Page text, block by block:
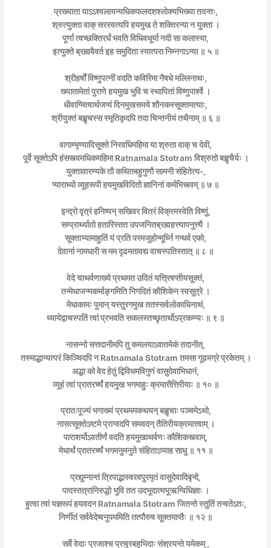
प्रख्याता याऽऽश्वलायन्यधिकफलदशश्लोक्यभिख्या तदन्तः,
श्रुत्युक्ता वाक् सरस्वत्यपि हयमुख ते शक्तिरन्या न युक्ता ।
पूर्णा त्वच्छक्तिरर्धं भवति विधिवधूर्या नदी सा कलास्या,
इत्युक्ते ब्रह्मवैवर्त इह समुदिता स्यात्परा निम्नगाऽन्या ॥ ५ ॥
श्रीहर्षों विष्णुपत्नीं वदति कविरिमा नैषधे मल्लिनाथः,
ख्यातामेतां पुराणे हयमुख भुवि च स्थापितां विष्णुपार्श्वे ।
धीवाग्मित्वार्थजप्यं दिनमुखसमये शौनकस्सूक्तमत्याः,
श्रीयुक्तं बह्वृचस्स स्मृतिकृदपि तदा चिन्तनीयं तथैनाम् ॥ ६ ॥
वागाम्भृण्यादिसूक्ते निरवधिमहिमा या श्रुता वाक् च देवी,
पूर्वे सूक्तेऽपि हंसस्त्वमधिकमहिमा Ratnamala Stotram विश्रुतो बह्वृचैर्यः ।
युक्तावारण्यके तौ कथितबहुगुणौ सामनी संहितेत्य-,
प्याराध्यो व्यूहरूपी हयमुखविदितो ज्ञानिनां कर्मभिस्त्वम् ॥ ७ ॥
इन्द्रो वृत्रं हनिष्यन् सखिवर वितरं विक्रमस्वेति विष्णुं,
सम्प्रार्थ्यातो हतारिस्तत उपजनितब्रह्महत्त्यापनुत्त्यै ।
सूक्ताभ्यामाहुतिं यं प्रति परमजुहोन्मूर्ध्नि गन्धर्व एको,
देवानां नामधारी स मम दृढमतावद्य वाचस्पतिस्तात् ॥ ८ ॥
वेदे चाथर्वणाख्ये प्रथमत उदितं यत्त्रिषप्तीयसूक्तं,
तन्मेधाजन्मकर्माङ्गमिति निगदितं कौशिकेन स्वसूत्रे ।
मेधाकामः पुमान् यस्तुरगमुख ततस्सर्वलोकाधिनाथं,
ध्यायेद्वाचस्पतिं त्वां प्रभवति सकलस्तच्छृतार्थोऽप्रकम्प्यः ॥ ९ ॥
नासन्नो सत्तदानीमपि तु कमलयाऽवातमेकं तदानीत्,
तस्माद्धान्यत्परं किञ्चिदपि न Ratnamala Stotram तमसा गूढमग्रे प्रकेतम् ।
अद्धा को वेद हेतुं द्विविधमविगुणं वासुदेवाभिधानं,
व्यूहं त्वां प्रातरर्च्यं हयमुख भगमाहुः क्रमात्तैत्तिरीयाः ॥ १० ॥
प्रातःपूज्यं भगाख्यं प्रथममकथयन् बह्वृचाः पञ्चमेऽथो,
नासत्सूक्तेऽष्टमे प्राग्वदपि समवदन् तैतिरीयक्रमात्त्वाम् ।
पाराशर्योऽवतीर्णं वदति हयमुखाथर्वणः कौशिकस्त्वाम्,
मेधार्थं प्रातरर्च्यं भगमनुमनुते संहिताऽप्याह साधु ॥ ११ ॥
प्रद्युम्नान्तं त्रिपाद्भास्वरवपुरमृतं वासुदेवादिबृन्दे,
पादस्तत्रानिरुद्धो भुवि तत उदभूदात्मभूऋग्विधिज्ञाः ।
हुत्वा त्वां यज्ञरूपं हयवदन Ratnamala Stotram जितन्ते स्तुतिं तन्वतेऽतः,
निर्णीतं सर्ववेदेष्वनुपममिति तत्पौरुष सूक्तमाप्तैः ॥ १२ ॥
सर्वे वेदाः प्रजाश्च प्रचुरबहुभिदाः संश्रयन्ते यमेकम् ,